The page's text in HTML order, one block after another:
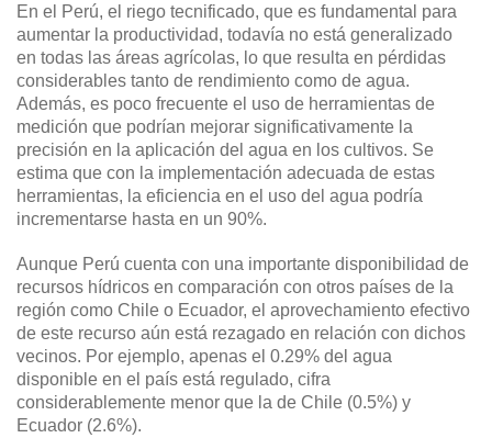
En el Perú, el riego tecnificado, que es fundamental para
aumentar la productividad, todavía no está generalizado
en todas las áreas agrícolas, lo que resulta en pérdidas
considerables tanto de rendimiento como de agua.
Además, es poco frecuente el uso de herramientas de
medición que podrían mejorar significativamente la
precisión en la aplicación del agua en los cultivos. Se
estima que con la implementación adecuada de estas
herramientas, la eficiencia en el uso del agua podría
incrementarse hasta en un 90%.
Aunque Perú cuenta con una importante disponibilidad de
recursos hídricos en comparación con otros países de la
región como Chile o Ecuador, el aprovechamiento efectivo
de este recurso aún está rezagado en relación con dichos
vecinos. Por ejemplo, apenas el 0.29% del agua
disponible en el país está regulado, cifra
considerablemente menor que la de Chile (0.5%) y
Ecuador (2.6%).